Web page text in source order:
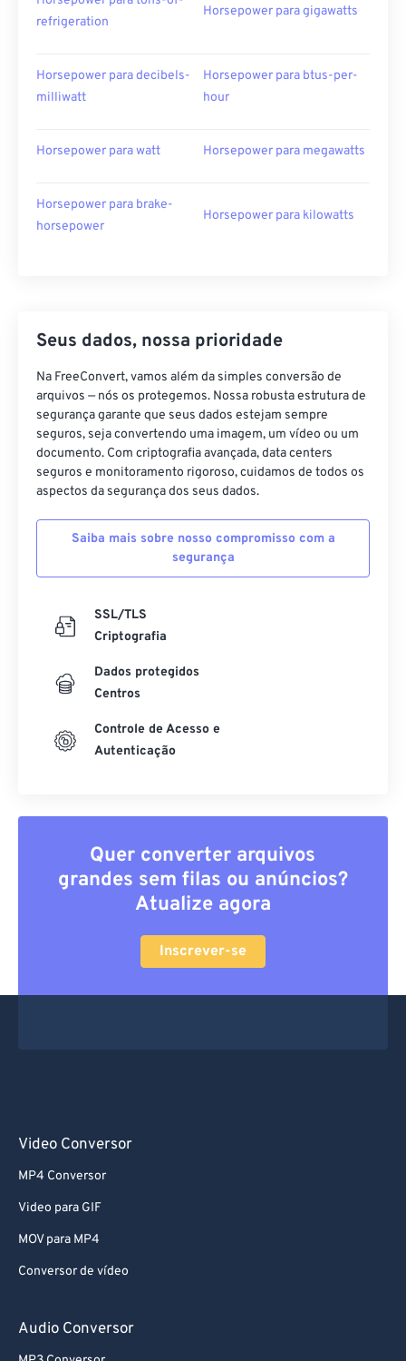
refrigeration
Horsepower para gigawatts
Horsepower para decibels-
milliwatt
Horsepower para btus-per-
hour
Horsepower para watt Horsepower para megawatts
Horsepower para brake-
horsepower
Horsepower para kilowatts
Seus dados, nossa prioridade
Na FreeConvert, vamos além da simples conversão de
arquivos — nós os protegemos. Nossa robusta estrutura de
segurança garante que seus dados estejam sempre
seguros, seja convertendo uma imagem, um vídeo ou um
documento. Com criptografia avançada, data centers
seguros e monitoramento rigoroso, cuidamos de todos os
aspectos da segurança dos seus dados.
Saiba mais sobre nosso compromisso com a
segurança
SSL/TLS
Criptografia
Dados protegidos
Centros
Controle de Acesso e
Autenticação
Quer converter arquivos
grandes sem filas ou anúncios?
Atualize agora
Inscrever-se
Video Conversor
MP4 Conversor
Video para GIF
MOV para MP4
Conversor de vídeo
Audio Conversor